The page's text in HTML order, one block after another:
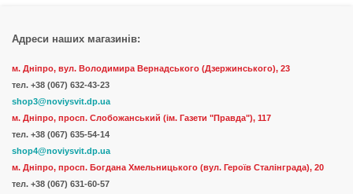
Адреси наших магазинів:
м. Дніпро, вул. Володимира Вернадського (Дзержинського), 23
тел. +38 (067) 632-43-23
shop3@noviysvit.dp.ua
м. Дніпро, просп. Слобожанський (ім. Газети "Правда"), 117
тел. +38 (067) 635-54-14
shop4@noviysvit.dp.ua
м. Дніпро, просп. Богдана Хмельницького (вул. Героїв Сталінграда), 20
тел. +38 (067) 631-60-57